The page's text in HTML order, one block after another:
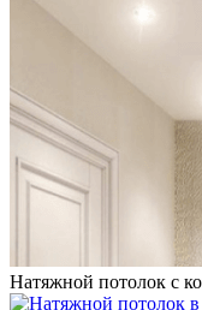
Натяжной потолок с